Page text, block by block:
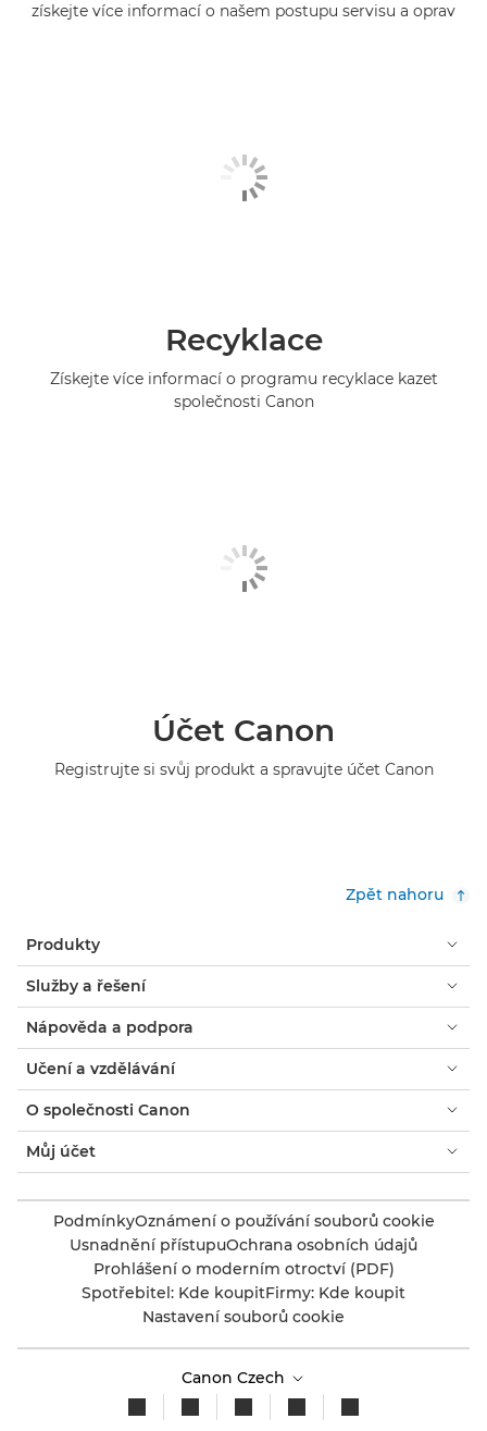
získejte více informací o našem postupu servisu a oprav
Recyklace
Získejte více informací o programu recyklace kazet
společnosti Canon
Účet Canon
Registrujte si svůj produkt a spravujte účet Canon
Zpět nahoru
Produkty
Služby a řešení
Nápověda a podpora
Učení a vzdělávání
O společnosti Canon
Můj účet
PodmínkyOznámení o používání souborů cookie
Usnadnění přístupuOchrana osobních údajů
Prohlášení o moderním otroctví (PDF)
Spotřebitel: Kde koupitFirmy: Kde koupit
Nastavení souborů cookie
Canon Czech